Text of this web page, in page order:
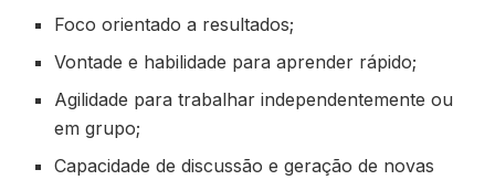
Foco orientado a resultados;
Vontade e habilidade para aprender rápido;
Agilidade para trabalhar independentemente ou
em grupo;
Capacidade de discussão e geração de novas